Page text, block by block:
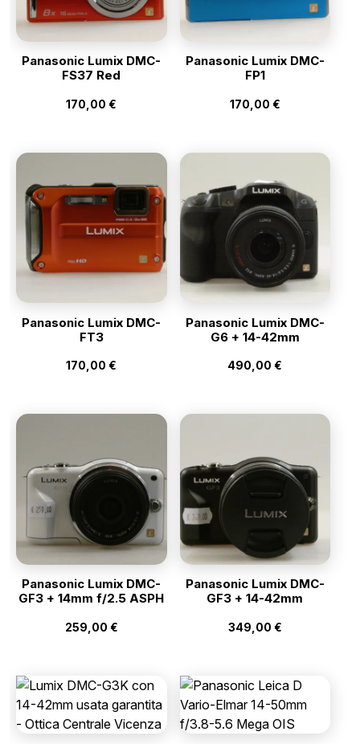
Panasonic Lumix DMC-
FS37 Red
170,00€
Panasonic Lumix DMC-
FP1
170,00 €
Panasonic Lumix DMC-
FT3
170,00€
Panasonic Lumix DMC-
G6 + 14-42mm
490,00€
Panasonic Lumix DMC-
GF3 + 14mm f/2.5 ASPH
259,00 €
Panasonic Lumix DMC-
GF3 + 14-42mm
349,00 €